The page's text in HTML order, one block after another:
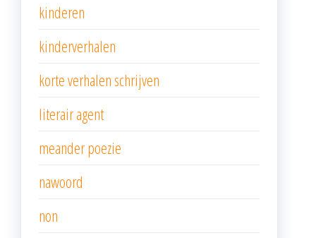
kinderen
kinderverhalen
korte verhalen schrijven
literair agent
meander poezie
nawoord
non